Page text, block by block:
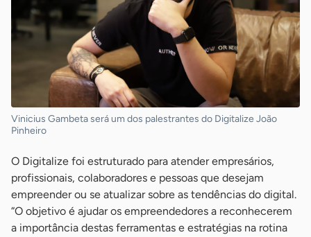
Vinicius Gambeta será um dos palestrantes do Digitalize João
Pinheiro
O Digitalize foi estruturado para atender empresários,
profissionais, colaboradores e pessoas que desejam
empreender ou se atualizar sobre as tendências do digital.
“O objetivo é ajudar os empreendedores a reconhecerem
a importância destas ferramentas e estratégias na rotina